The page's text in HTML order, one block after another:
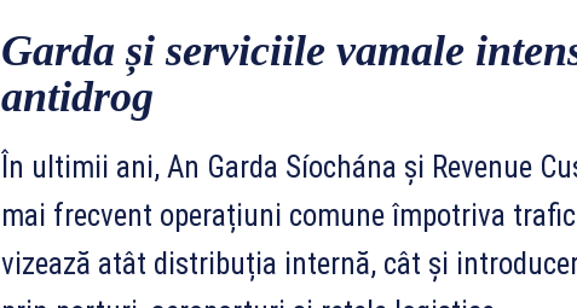
Garda și serviciile vamale
antidrog
În ultimii ani, An Garda Síochána și Revenue
mai frecvent operațiuni comune împotriva
vizează atât distribuția internă, cât și